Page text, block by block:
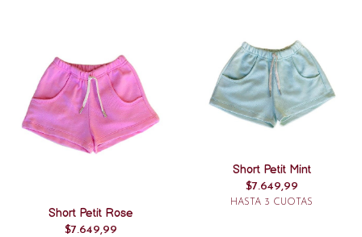
Short Petit Rose
$7.649,99
Short Petit Mint
$7.649,99
HASTA 3 CUOTAS